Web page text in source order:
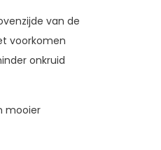
van de
voorkomen
onkruid
mooier